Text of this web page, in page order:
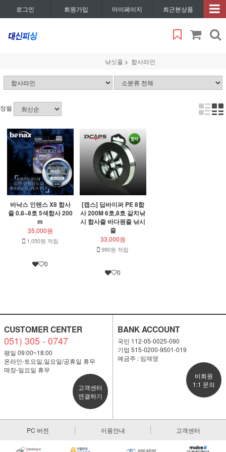
로그인 회원가입 마이페이지 최근본상품
낚싯줄 합사라인
정렬
바낙스 인텐스 X8 합사
줄 0.8~8호 5색합사 200
m
35,000원
1,050원 적립
0
[캡스] 딥바이퍼 PE 8합
사 200M 6호,8호 갈치낚
시 합사줄 바다원줄 낚시
줄
33,000원
990원 적립
0
CUSTOMER CENTER
051) 305 - 0747
평일 09:00~18:00
온라인-토요일,일요일/공휴일 휴무
매장-일요일 휴무
고객센터
연결하기
BANK ACCOUNT
국민 112-05-0025-090
기업 515-0200-9501-019
예금주 : 임재영
비회원
1:1 문의
PC 버전 이용안내 고객센터